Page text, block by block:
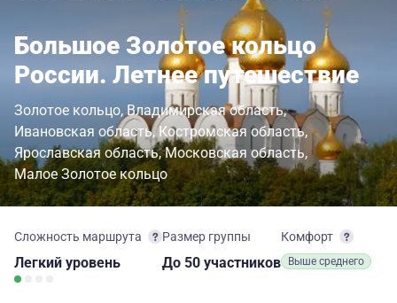
Большое Золотое кольцо
России. Летнее путешествие
Золотое кольцо Владимирская область
Ивановская область Костромская область
Ярославская область Московская область
Малое Золотое кольцо
Сложность маршрута
Легкий уровень
Комфорт
Выше среднего
Размер группы
до 50 участников